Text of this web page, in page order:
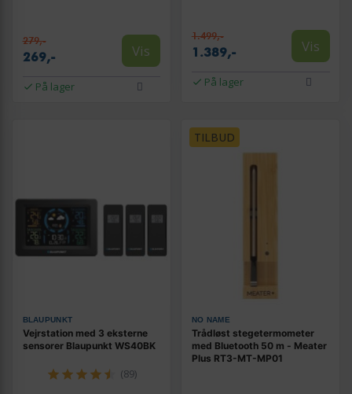
279,-
269,- Vis
På lager
1.499,-
1.389,- Vis
På lager
BLAUPUNKT
Vejrstation med 3 eksterne
sensorer Blaupunkt WS40BK
(89)
TILBUD
NO NAME
Trådløst stegetermometer
med Bluetooth 50 m - Meater
Plus RT3-MT-MP01